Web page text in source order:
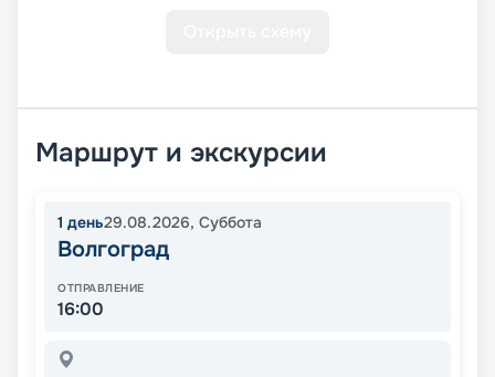
Маршрут и экскурсии
1 день29.08.2026, Суббота
Волгоград
ОТПРАВЛЕНИЕ
16:00